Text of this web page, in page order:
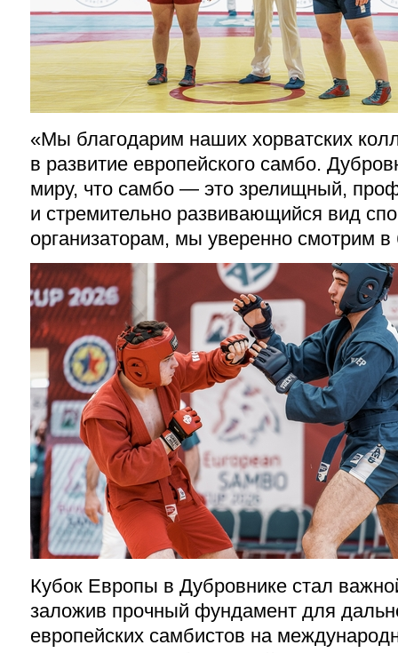
«Мы благодарим наших хорватских
в развитие европейского самбо.
миру, что самбо — это зрелищный,
и стремительно развивающийся вид
организаторам, мы уверенно смотрим
Кубок Европы в Дубровнике стал
заложив прочный фундамент для
европейских самбистов на